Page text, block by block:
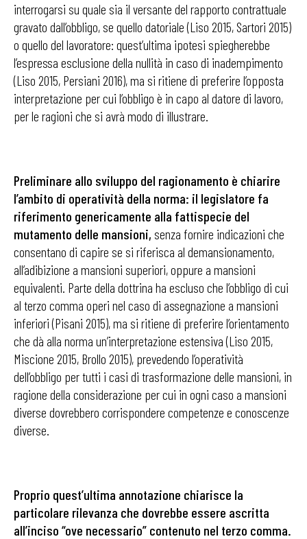
interrogarsi su quale sia il versante del rapporto contrattuale
gravato dall’obbligo, se quello datoriale (Liso 2015, Sartori 2015)
o quello del lavoratore: quest’ultima ipotesi spiegherebbe
l’espressa esclusione della nullità in caso di inadempimento
(Liso 2015, Persiani 2016), ma si ritiene di preferire l’opposta
interpretazione per cui l’obbligo è in capo al datore di lavoro,
per le ragioni che si avrà modo di illustrare.
Preliminare allo sviluppo del ragionamento è chiarire
l’ambito di operatività della norma: il legislatore fa
riferimento genericamente alla fattispecie del
mutamento delle mansioni, senza fornire indicazioni che
consentano di capire se si riferisca al demansionamento,
all’adibizione a mansioni superiori, oppure a mansioni
equivalenti. Parte della dottrina ha escluso che l’obbligo di cui
al terzo comma operi nel caso di assegnazione a mansioni
inferiori (Pisani 2015), ma si ritiene di preferire l’orientamento
che dà alla norma un’interpretazione estensiva (Liso 2015,
Miscione 2015, Brollo 2015), prevedendo l’operatività
dell’obbligo per tutti i casi di trasformazione delle mansioni, in
ragione della considerazione per cui in ogni caso a mansioni
diverse dovrebbero corrispondere competenze e conoscenze
diverse.
Proprio quest’ultima annotazione chiarisce la
particolare rilevanza che dovrebbe essere ascritta
all’inciso “ove necessario” contenuto nel terzo comma.